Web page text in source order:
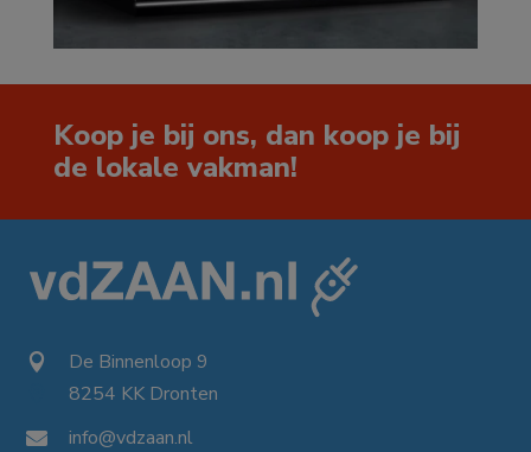
Koop je bij ons, dan koop je bij
de lokale vakman!
 De Binnenloop 9
8254 KK Dronten
 info@vdzaan.nl